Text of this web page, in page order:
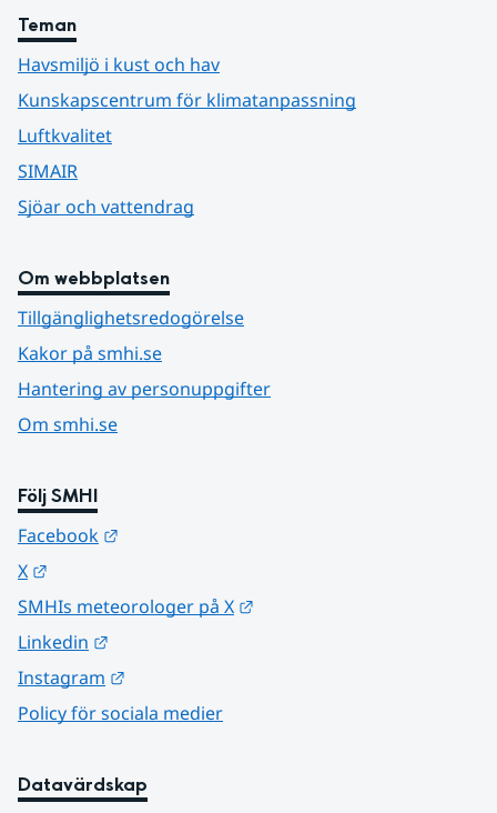
Teman
Havsmiljö i kust och hav
Kunskapscentrum för klimatanpassning
Luftkvalitet
SIMAIR
Sjöar och vattendrag
Om webbplatsen
Tillgänglighetsredogörelse
Kakor på smhi.se
Hantering av personuppgifter
Om smhi.se
Följ SMHI
Facebook
X
SMHIs meteorologer på X
Linkedin
Instagram
Policy för sociala medier
Datavärdskap